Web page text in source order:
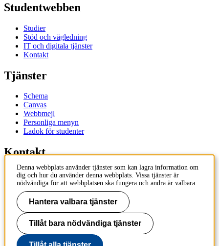
Studentwebben
Studier
Stöd och vägledning
IT och digitala tjänster
Kontakt
Tjänster
Schema
Canvas
Webbmejl
Personliga menyn
Ladok för studenter
Kontakt
Kontakta utbildningsprogram
Kontakta kurs
IT-support
KTH Entré
KTH
100 44 Stockholm
+46 8 790 60 00
Denna webbplats använder tjänster som kan lagra information om
dig och hur du använder denna webbplats. Vissa tjänster är
nödvändiga för att webbplatsen ska fungera och andra är valbara.
Hantera valbara tjänster
Tillåt bara nödvändiga tjänster